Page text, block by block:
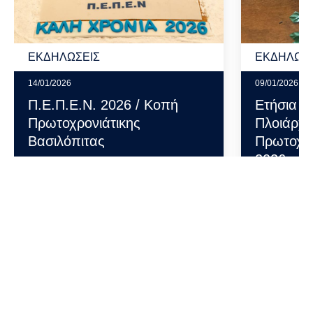
ΕΚΔΗΛΩΣΕΙΣ
14/01/2026
Π.Ε.Π.Ε.Ν. 2026 / Κοπή
Πρωτοχρονιάτικης
Βασιλόπιτας
09/01/2026
Ετήσια
2026